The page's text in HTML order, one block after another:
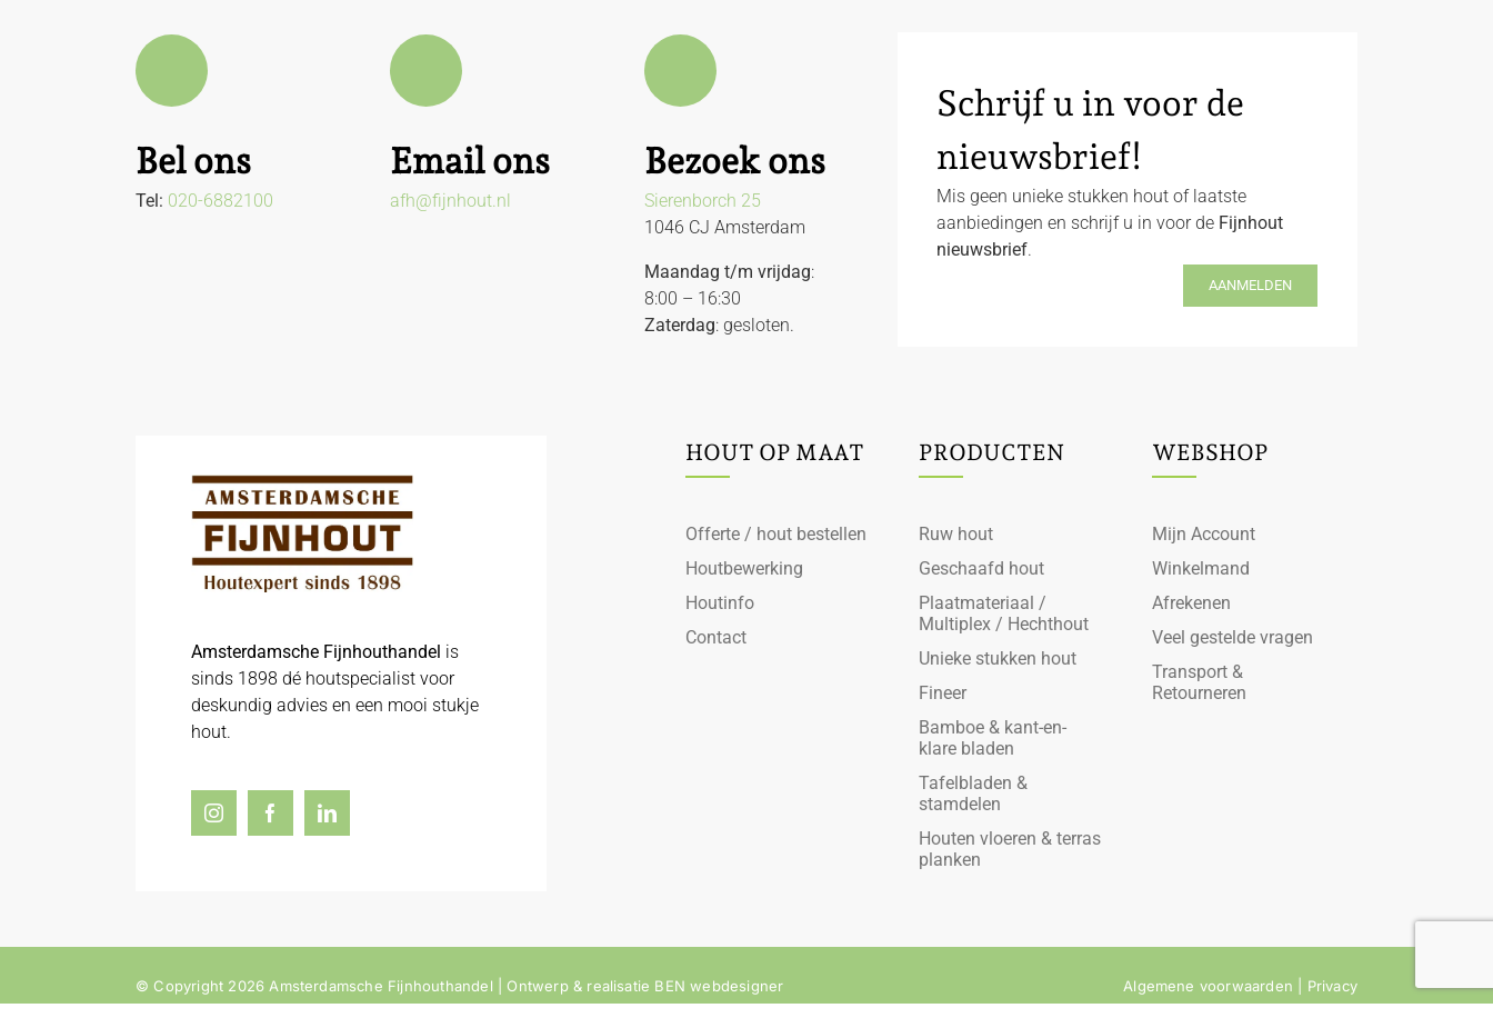
Bel ons
Tel: 020-6882100
Email ons
afh@fijnhout.nl
Bezoek ons
Sierenborch 25
1046 CJ Amsterdam
Maandag t/m vrijdag:
8:00 – 16:30
Zaterdag: gesloten.
Schrijf u in voor de
nieuwsbrief!
Mis geen unieke stukken hout of laatste
aanbiedingen en schrijf u in voor de Fijnhout
nieuwsbrief.
AANMELDEN
Amsterdamsche Fijnhouthandel is
sinds 1898 dé houtspecialist voor
deskundig advies en een mooi stukje
hout.
HOUT OP MAAT
Offerte / hout bestellen
Houtbewerking
Houtinfo
Contact
PRODUCTEN
Ruw hout
Geschaafd hout
Plaatmateriaal /
Multiplex / Hechthout
Unieke stukken hout
Fineer
Bamboe & kant-en-
klare bladen
Tafelbladen &
stamdelen
Houten vloeren & terras
planken
WEBSHOP
Mijn Account
Winkelmand
Afrekenen
Veel gestelde vragen
Transport &
Retourneren
© Copyright 2026 Amsterdamsche Fijnhouthandel | Ontwerp & realisatie BEN webdesigner Algemene voorwaarden Privacy